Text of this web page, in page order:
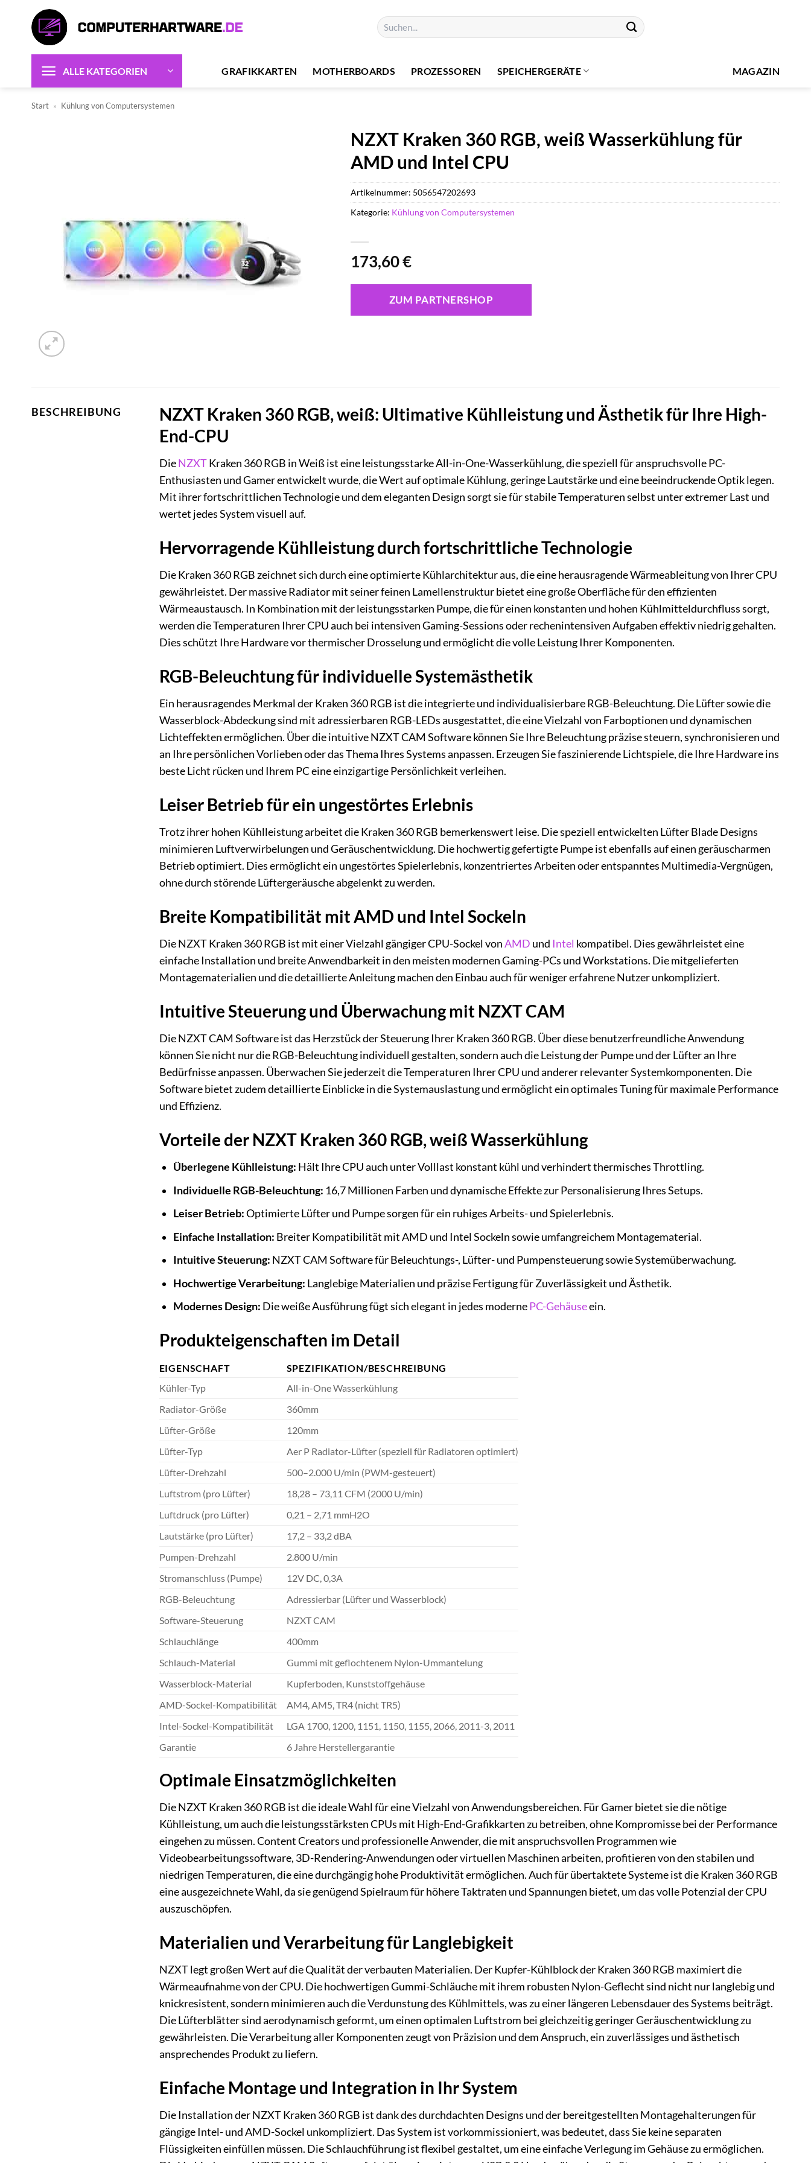
springen
Suchen
nach:
ALLE KATEGORIEN GRAFIKKARTEN MOTHERBOARDS PROZESSOREN SPEICHERGERÄTE MAGAZIN
Start » Kühlung von Computersystemen
NZXT Kraken 360 RGB, weiß Wasserkühlung für
AMD und Intel CPU
173,60€
ZUM PARTNERSHOP
Artikelnummer: 5056547202693
Kategorie: Kühlung von Computersystemen
BESCHREIBUNG
NZXT Kraken 360 RGB, weiß: Ultimative Kühlleistung und Ästhetik für Ihre High-
End-CPU
DieNZXTKraken 360 RGB in Weiß ist eine leistungsstarke All-in-One-Wasserkühlung, die speziell für anspruchsvolle PC-
Enthusiasten und Gamer entwickelt wurde, die Wert auf optimale Kühlung, geringe Lautstärke und eine beeindruckende Optik legen.
Mit ihrer fortschrittlichen Technologie und dem eleganten Design sorgt sie für stabile Temperaturen selbst unter extremer Last und
wertet jedes System visuell auf.
Hervorragende Kühlleistung durch fortschrittliche Technologie
Die Kraken 360 RGB zeichnet sich durch eine optimierte Kühlarchitektur aus, die eine herausragende Wärmeableitung von Ihrer CPU
gewährleistet. Der massive Radiator mit seiner feinen Lamellenstruktur bietet eine große Oberfläche für den effizienten
Wärmeaustausch. In Kombination mit der leistungsstarken Pumpe, die für einen konstanten und hohen Kühlmitteldurchfluss sorgt,
werden die Temperaturen Ihrer CPU auch bei intensiven Gaming-Sessions oder rechenintensiven Aufgaben effektiv niedrig gehalten.
Dies schützt Ihre Hardware vor thermischer Drosselung und ermöglicht die volle Leistung Ihrer Komponenten.
RGB-Beleuchtung für individuelle Systemästhetik
Ein herausragendes Merkmal der Kraken 360 RGB ist die integrierte und individualisierbare RGB-Beleuchtung. Die Lüfter sowie die
Wasserblock-Abdeckung sind mit adressierbaren RGB-LEDs ausgestattet, die eine Vielzahl von Farboptionen und dynamischen
Lichteffekten ermöglichen. Über die intuitive NZXT CAM Software können Sie Ihre Beleuchtung präzise steuern, synchronisieren und
an Ihre persönlichen Vorlieben oder das Thema Ihres Systems anpassen. Erzeugen Sie faszinierende Lichtspiele, die Ihre Hardware ins
beste Licht rücken und Ihrem PC eine einzigartige Persönlichkeit verleihen.
Leiser Betrieb für ein ungestörtes Erlebnis
Trotz ihrer hohen Kühlleistung arbeitet die Kraken 360 RGB bemerkenswert leise. Die speziell entwickelten Lüfter Blade Designs
minimieren Luftverwirbelungen und Geräuschentwicklung. Die hochwertig gefertigte Pumpe ist ebenfalls auf einen geräuscharmen
Betrieb optimiert. Dies ermöglicht ein ungestörtes Spielerlebnis, konzentriertes Arbeiten oder entspanntes Multimedia-Vergnügen,
ohne durch störende Lüftergeräusche abgelenkt zu werden.
Breite Kompatibilität mit AMD und Intel Sockeln
Die NZXT Kraken 360 RGB ist mit einer Vielzahl gängiger CPU-Sockel vonAMD und Intel kompatibel. Dies gewährleistet eine
einfache Installation und breite Anwendbarkeit in den meisten modernen Gaming-PCs und Workstations. Die mitgelieferten
Montagematerialien und die detaillierte Anleitung machen den Einbau auch für weniger erfahrene Nutzer unkompliziert.
Intuitive Steuerung und Überwachung mit NZXT CAM
Die NZXT CAM Software ist das Herzstück der Steuerung Ihrer Kraken 360 RGB. Über diese benutzerfreundliche Anwendung
können Sie nicht nur die RGB-Beleuchtung individuell gestalten, sondern auch die Leistung der Pumpe und der Lüfter an Ihre
Bedürfnisse anpassen. Überwachen Sie jederzeit die Temperaturen Ihrer CPU und anderer relevanter Systemkomponenten. Die
Software bietet zudem detaillierte Einblicke in die Systemauslastung und ermöglicht ein optimales Tuning für maximale Performance
und Effizienz.
Vorteile der NZXT Kraken 360 RGB, weiß Wasserkühlung
Überlegene Kühlleistung: Hält Ihre CPU auch unter Volllast konstant kühl und verhindert thermisches Throttling.
Individuelle RGB-Beleuchtung: 16,7 Millionen Farben und dynamische Effekte zur Personalisierung Ihres Setups.
Leiser Betrieb:Optimierte Lüfter und Pumpe sorgen für ein ruhiges Arbeits- und Spielerlebnis.
Einfache Installation: Breiter Kompatibilität mit AMD und Intel Sockeln sowie umfangreichem Montagematerial.
Intuitive Steuerung: NZXT CAM Software für Beleuchtungs-, Lüfter- und Pumpensteuerung sowie Systemüberwachung.
Hochwertige Verarbeitung: Langlebige Materialien und präzise Fertigung für Zuverlässigkeit und Ästhetik.
Modernes Design: Die weiße Ausführung fügt sich elegant in jedes modernePC-Gehäuseein.
Produkteigenschaften im Detail
EIGENSCHAFT
SPEZIFIKATION/BESCHREIBUNG
Kühler-Typ
All-in-One Wasserkühlung
Radiator-Größe
360mm
Lüfter-Größe
120mm
Lüfter-Typ
Aer P Radiator-Lüfter (speziell für Radiatoren optimiert)
Lüfter-Drehzahl
500–2.000 U/min (PWM-gesteuert)
Luftstrom (pro Lüfter)
18,28 – 73,11 CFM (2000 U/min)
Luftdruck (pro Lüfter)
0,21 – 2,71 mmH2O
Lautstärke (pro Lüfter)
17,2 – 33,2 dBA
Pumpen-Drehzahl
2.800 U/min
Stromanschluss (Pumpe)
12V DC, 0,3A
RGB-Beleuchtung
Adressierbar (Lüfter und Wasserblock)
Software-Steuerung
NZXT CAM
Schlauchlänge
400mm
Schlauch-Material
Gummi mit geflochtenem Nylon-Ummantelung
Wasserblock-Material
Kupferboden, Kunststoffgehäuse
AMD-Sockel-Kompatibilität
AM4, AM5, TR4 (nicht TR5)
Intel-Sockel-Kompatibilität
LGA 1700, 1200, 1151, 1150, 1155, 2066, 2011-3, 2011
Garantie
6 Jahre Herstellergarantie
Optimale Einsatzmöglichkeiten
Die NZXT Kraken 360 RGB ist die ideale Wahl für eine Vielzahl von Anwendungsbereichen. Für Gamer bietet sie die nötige
Kühlleistung, um auch die leistungsstärksten CPUs mit High-End-Grafikkarten zu betreiben, ohne Kompromisse bei der Performance
eingehen zu müssen. Content Creators und professionelle Anwender, die mit anspruchsvollen Programmen wie
Videobearbeitungssoftware, 3D-Rendering-Anwendungen oder virtuellen Maschinen arbeiten, profitieren von den stabilen und
niedrigen Temperaturen, die eine durchgängig hohe Produktivität ermöglichen. Auch für übertaktete Systeme ist die Kraken 360 RGB
eine ausgezeichnete Wahl, da sie genügend Spielraum für höhere Taktraten und Spannungen bietet, um das volle Potenzial der CPU
auszuschöpfen.
Materialien und Verarbeitung für Langlebigkeit
NZXT legt großen Wert auf die Qualität der verbauten Materialien. Der Kupfer-Kühlblock der Kraken 360 RGB maximiert die
Wärmeaufnahme von der CPU. Die hochwertigen Gummi-Schläuche mit ihrem robusten Nylon-Geflecht sind nicht nur langlebig und
knickresistent, sondern minimieren auch die Verdunstung des Kühlmittels, was zu einer längeren Lebensdauer des Systems beiträgt.
Die Lüfterblätter sind aerodynamisch geformt, um einen optimalen Luftstrom bei gleichzeitig geringer Geräuschentwicklung zu
gewährleisten. Die Verarbeitung aller Komponenten zeugt von Präzision und dem Anspruch, ein zuverlässiges und ästhetisch
ansprechendes Produkt zu liefern.
Einfache Montage und Integration in Ihr System
Die Installation der NZXT Kraken 360 RGB ist dank des durchdachten Designs und der bereitgestellten Montagehalterungen für
gängige Intel- und AMD-Sockel unkompliziert. Das System ist vorkommissioniert, was bedeutet, dass Sie keine separaten
Flüssigkeiten einfüllen müssen. Die Schlauchführung ist flexibel gestaltet, um eine einfache Verlegung im Gehäuse zu ermöglichen.